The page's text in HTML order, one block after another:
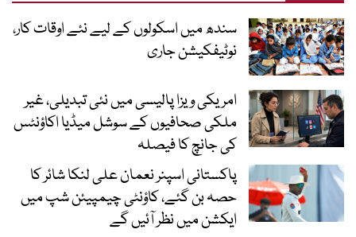
سندھ میں اسکولوں کے لیے نئے اوقات کار،
نوٹیفکیشن جاری
امریکی ویزا پالیسی میں نئی تبدیلی، غیر
ملکی صحافیوں کے سوشل میڈیا اکاؤنٹس
کی جانچ کا فیصلہ
پاکستانی اسپنر نعمان علی لنکا شائر کا
حصہ بن گئے، کاؤنٹی چیمپیئن شپ میں
ایکشن میں نظر آئیں گے